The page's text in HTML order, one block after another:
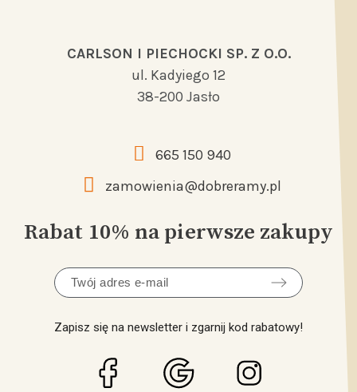
CARLSON I PIECHOCKI SP. Z O.O.
ul. Kadyiego 12
38-200 Jasło
665 150 940
zamowienia@dobreramy.pl
Rabat 10% na pierwsze zakupy
Zapisz się na newsletter i zgarnij kod rabatowy!